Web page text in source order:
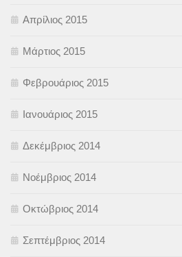
Απρίλιος 2015
Μάρτιος 2015
Φεβρουάριος 2015
Ιανουάριος 2015
Δεκέμβριος 2014
Νοέμβριος 2014
Οκτώβριος 2014
Σεπτέμβριος 2014